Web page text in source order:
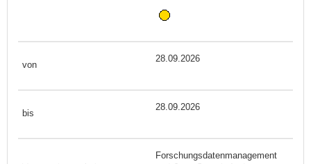
28.09.2026
28.09.2026
Forschungsdatenmanagement